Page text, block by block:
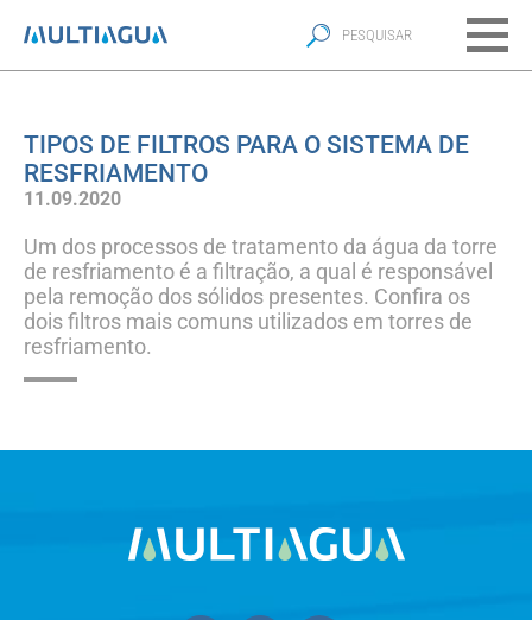
TIPOS DE FILTROS PARA O SISTEMA DE
RESFRIAMENTO
11.09.2020
Um dos processos de tratamento da água da torre
de resfriamento é a filtração, a qual é responsável
pela remoção dos sólidos presentes. Confira os
dois filtros mais comuns utilizados em torres de
resfriamento.